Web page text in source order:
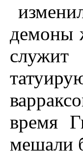
демоны
время
мешали